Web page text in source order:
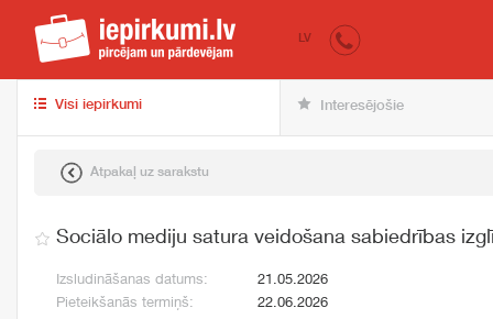
iepirkumi.lv
LV
Visi iepirkumi Interesējošie
Atpakaļ uz sarakstu
Sociālo mediju satura veidošana sabiedrības
Izsludināšanas datums:
21.05.2026
Pieteikšanās termiņš:
22.06.2026